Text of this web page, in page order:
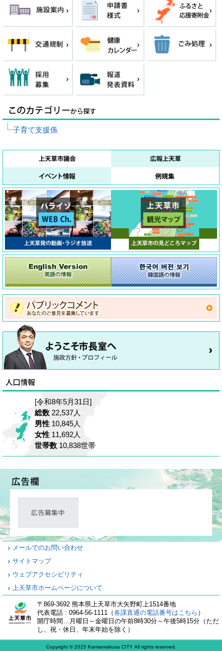
子育て支援係
[令和8年5月31日]
総数 22,537人
男性 10,845人
女性 11,692人
世帯数 10,838世帯
メールでのお問い合わせ
サイトマップ
ウェブアクセシビリティ
上天草市ホームページについて
〒869-3692 熊本県上天草市大矢野町上1514番地
代表電話 : 0964-56-1111（各課直通の電話番号はこちら ）
開庁時間…月曜日～金曜日の午前8時30分～午後5時15分（ただ
し、祝・休日、年末年始を除く）
Copyright © 2015 Kamiamakusa CITY All rights reserved.